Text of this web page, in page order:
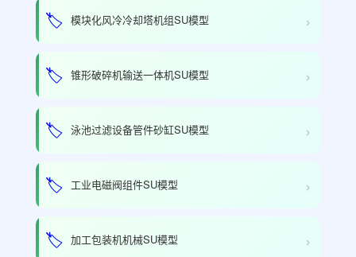
🏷️ 模块化风冷冷却塔机组SU模型 ›
🏷️ 锥形破碎机输送一体机SU模型 ›
🏷️ 泳池过滤设备管件砂缸SU模型 ›
🏷️ 工业电磁阀组件SU模型 ›
🏷️ 加工包装机机械SU模型 ›